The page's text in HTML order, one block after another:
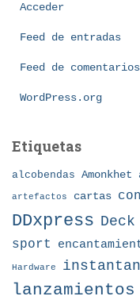
Acceder
Feed de entradas
Feed de comentarios
WordPress.org
Etiquetas
alcobendas Amonkhet
artefactos cartas
DDxpress Deck
sport
Hardware
lanzamientos